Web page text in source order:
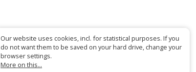
Our website uses cookies, incl. for statistical purposes. If you
do not want them to be saved on your hard drive, change your
browser settings.
More on this...